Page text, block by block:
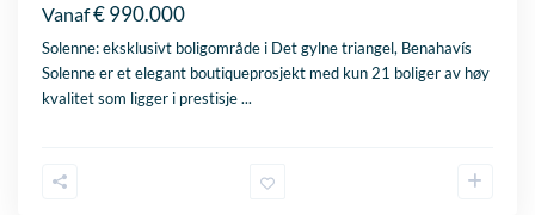
Vanaf€ 990.000
Solenne: eksklusivt boligområde i Det gylne triangel, Benahavís
Solenne er et elegant boutiqueprosjekt med kun 21 boliger av høy
kvalitet som ligger i prestisje...